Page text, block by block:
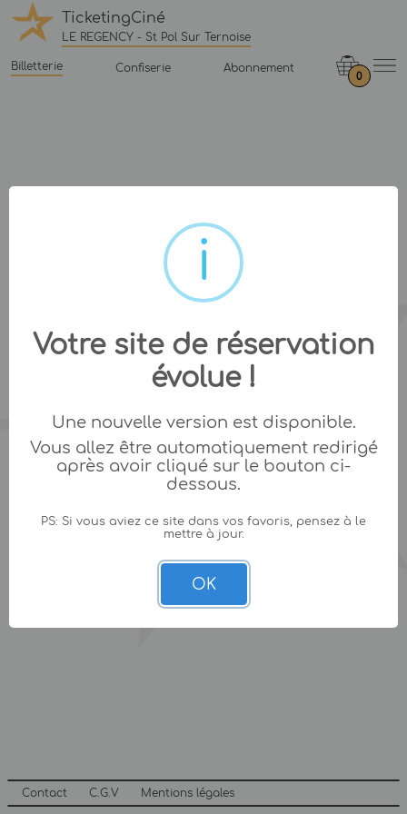
TicketingCiné
LE REGENCY - St Pol Sur Ternoise
Billetterie Confiserie Abonnement
0
Contact C.G.V Mentions légales
Votre site de réservation
évolue !
Une nouvelle version est disponible.
Vous allez être automatiquement redirigé
après avoir cliqué sur le bouton ci-
dessous.
PS: Si vous aviez ce site dans vos favoris, pensez à le
mettre à jour.
OK